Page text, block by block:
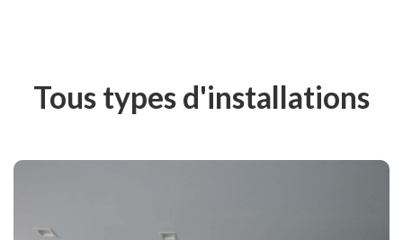
Tous types d'installations